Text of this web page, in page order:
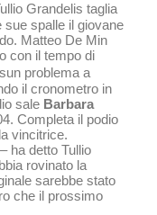
Grandelis taglia
sue spalle il giovane
Matteo De Min
con il tempo di
problema a
il cronometro in
sale Barbara
Completa il podio
vincitrice.
ha detto Tullio
rovinato la
sarebbe stato
che il prossimo